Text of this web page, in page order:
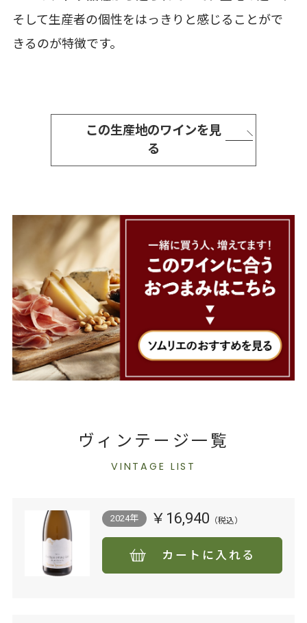
そして生産者の個性をはっきりと感じることがで
きるのが特徴です。
この生産地のワインを見
る
ヴィンテージ一覧
VINTAGE LIST
2024年 ￥16,940
カートに入れる